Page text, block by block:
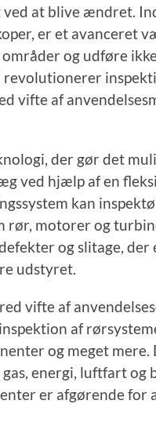
at blive ændret.
er et avanceret
og udføre
vifte af
der gør det
ved hjælp af en
kan
rør, motorer og
og slitage,
udstyret.
vifte af
af
og meget
energi, luftfart og
er afgørende for